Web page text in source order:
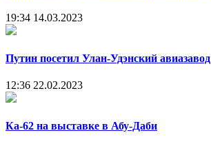
19:34 14.03.2023
Путин посетил Улан-Удэнский авиазавод
12:36 22.02.2023
Ка-62 на выставке в Абу-Даби